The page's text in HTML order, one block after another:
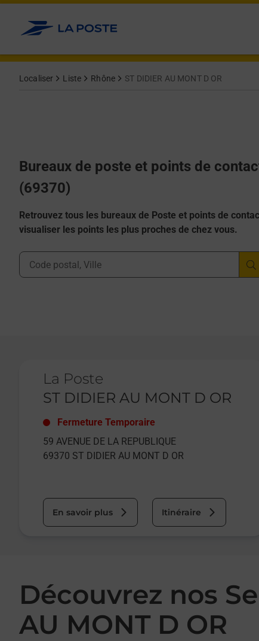
Allez au contenu
Localiser Liste Rhône ST DIDIER AU MONT D OR
Bureaux de poste et points de
(69370)
Retrouvez tous les bureaux de Poste et points de
visualiser les points les plus proches de chez vous.
Ville, Département, Code Postal
La Poste
ST DIDIER AU MONT D OR
Fermeture Temporaire
59 AVENUE DE LA REPUBLIQUE
69370 ST DIDIER AU MONT D OR
En savoir plus Itinéraire
Découvrez nos
AU MONT D OR
Afficher ou masquer la réponse
Afficher ou masquer la réponse
Afficher ou masquer la réponse
Afficher ou masquer la réponse
Afficher ou masquer la réponse